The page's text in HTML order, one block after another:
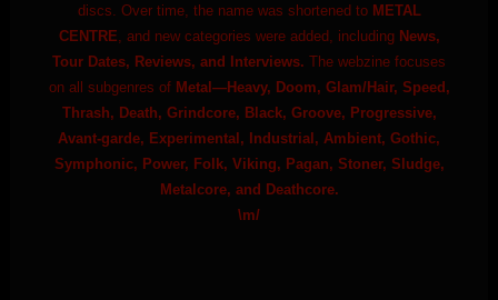
discs. Over time, the name was shortened to METAL
CENTRE , and new categories were added, including News,
Tour Dates, Reviews, and Interviews. The webzine focuses
on all subgenres of Metal—Heavy, Doom, Glam/Hair, Speed,
Thrash, Death, Grindcore, Black, Groove, Progressive,
Avant-garde, Experimental, Industrial, Ambient, Gothic,
Symphonic, Power, Folk, Viking, Pagan, Stoner, Sludge,
Metalcore, and Deathcore.
\m/